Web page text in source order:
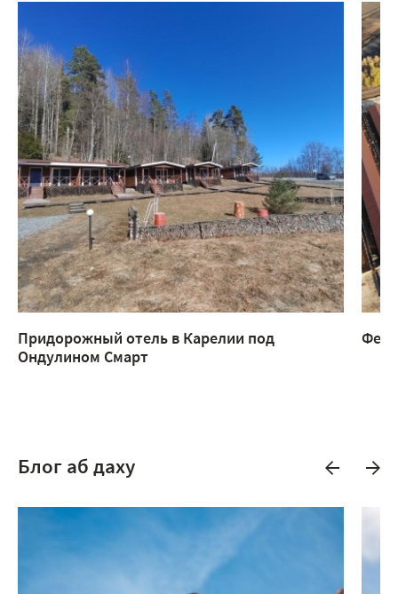
Придорожный отель в Карелии под
Ондулином Смарт
Блог аб даху